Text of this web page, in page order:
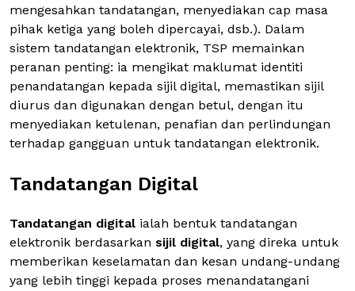
mengesahkan tandatangan, menyediakan cap masa
pihak ketiga yang boleh dipercayai, dsb.). Dalam
sistem tandatangan elektronik, TSP memainkan
peranan penting: ia mengikat maklumat identiti
penandatangan kepada sijil digital, memastikan sijil
diurus dan digunakan dengan betul, dengan itu
menyediakan ketulenan, penafian dan perlindungan
terhadap gangguan untuk tandatangan elektronik.
Tandatangan Digital
Tandatangan digital ialah bentuk tandatangan
elektronik berdasarkan sijil digital, yang direka untuk
memberikan keselamatan dan kesan undang-undang
yang lebih tinggi kepada proses menandatangani